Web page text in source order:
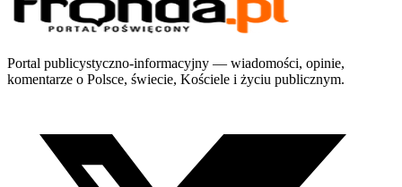
Portal publicystyczno-informacyjny — wiadomości, opinie,
komentarze o Polsce, świecie, Kościele i życiu publicznym.